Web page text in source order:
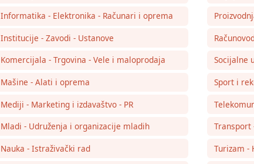
Informatika - Elektronika - Računari i oprema
Institucije - Zavodi - Ustanove
Komercijala - Trgovina - Vele i maloprodaja
Mašine - Alati i oprema
Mediji - Marketing i izdavaštvo - PR
Mladi - Udruženja i organizacije mladih
Nauka - Istraživački rad
Socijalne
Sport i
Transport
Turizam -